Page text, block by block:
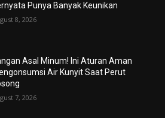
Punya Banyak Keunikan
8, 2026
Asal Minum! Ini Aturan Aman
Air Kunyit Saat Perut
7, 2026